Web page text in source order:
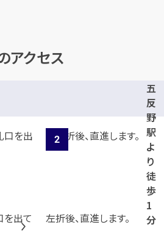
アクセス
五
反
野
駅
よ
り
徒
歩
1
分
出て
左折後、直進します。